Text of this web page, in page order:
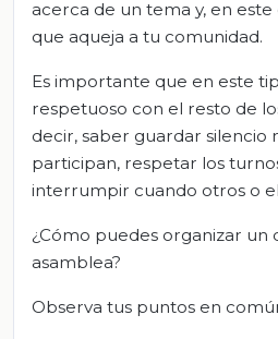
acerca de un tema y, en este
que aqueja a tu comunidad.
Es importante que en este
respetuoso con el resto de
decir, saber guardar silencio
participan, respetar los
interrumpir cuando otros o
¿Cómo puedes organizar un
asamblea?
Observa tus puntos en